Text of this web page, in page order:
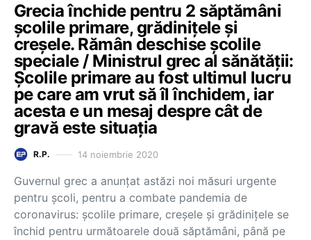
Grecia închide pentru 2 săptămâni
școlile primare, grădinițele și
creșele. Rămân deschise școlile
speciale / Ministrul grec al sănătății:
Școlile primare au fost ultimul lucru
pe care am vrut să îl închidem, iar
acesta e un mesaj despre cât de
gravă este situația
R.P. 14 noiembrie 2020
Guvernul grec a anunțat astăzi noi măsuri urgente
pentru școli, pentru a combate pandemia de
coronavirus: școlile primare, creșele și grădinițele se
închid pentru următoarele două săptămâni, până pe